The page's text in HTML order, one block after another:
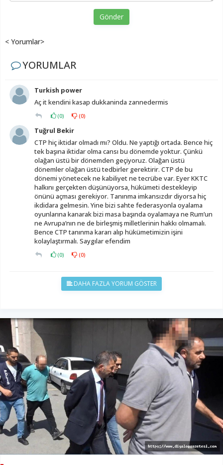
Gönder
< Yorumlar>
YORUMLAR
Turkish power
Aç it kendini kasap dukkaninda zannedermis
(0) (0)
Tuğrul Bekir
CTP hiç iktidar olmadı mı? Oldu. Ne yaptığı ortada. Bence hiç
tek başına iktidar olma cansı bu dönemde yoktur. Çünkü
olağan üstü bir dönemden geçiyoruz. Olağan üstü
dönemler olağan üstü tedbirler gerektirir. CTP de bu
dönemi yönetecek ne kabiliyet ne tecrübe var. Eyer KKTC
halkını gerçekten düşünüyorsa, hükümeti destekleyip
önünü açması gerekiyor. Tanınma imkansızdır diyorsa hiç
ikdidara gelmesin. Yine bizi sahte federasyonla oyalama
oyunlarına kanarak bizi masa başında oyalamaya ne Rum’un
ne Avrupa’nın ne de birleşmiş milletlerinin hakkı olmamalı.
Bence CTP tanınma kararı alıp hükümetimizin işini
kolaylaştırmalı. Saygılar efendim
(0) (0)
DAHA FAZLA YORUM GÖSTER